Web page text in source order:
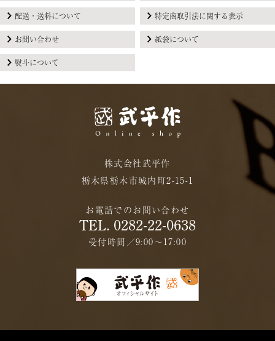
配送・送料について 特定商取引法に関する表示
お問い合わせ 紙袋について
熨斗について
株式会社武平作
栃木県栃木市城内町2-15-1
お電話でのお問い合わせ
TEL. 0282-22-0638
受付時間／9:00〜17:00